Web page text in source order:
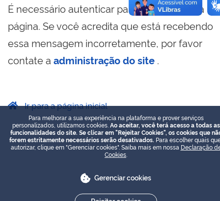
É necessário autenticar para visualizar essa
página. Se você acredita que está recebendo
essa mensagem incorretamente, por favor
contate a administração do site .
Ir para a página inicial
Para melhorar a sua experiência na plataforma e prover serviços
personalizados, utilizamos cookies. Ao aceitar, você terá acesso a todas as
funcionalidades do site. Se clicar em "Rejeitar Cookies", os cookies que
forem estritamente necessários serão desativados. Para escolher quais
autorizar, clique em "Gerenciar cookies". Saiba mais em nossa Declaração
Cookies
Gerenciar cookies